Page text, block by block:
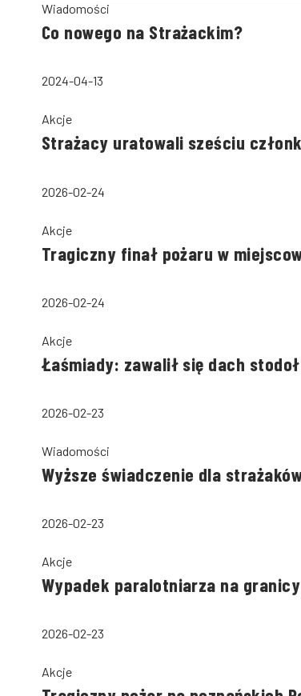
Wiadomości
Co nowego na Strażackim?
2024-04-13
Akcje
Strażacy uratowali sześciu
2026-02-24
Akcje
Tragiczny finał pożaru w
2026-02-24
Akcje
Łaśmiady: zawalił się dach
2026-02-23
Wiadomości
Wyższe świadczenie dla strażaków
2026-02-23
Akcje
Wypadek paralotniarza na
2026-02-23
Akcje